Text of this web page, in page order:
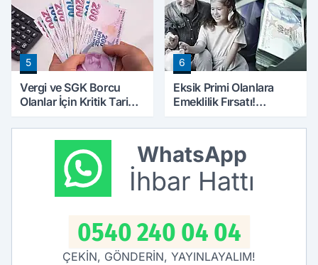
5
Vergi ve SGK Borcu
Olanlar İçin Kritik Tarih:
Yaklaşıyor
6
Eksik Primi Olanlara
Emeklilik Fırsatı!
Günlerini Tamamlama
Yolları
WhatsApp
İhbar Hattı
0540 240 04 04
ÇEKİN, GÖNDERİN, YAYINLAYALIM!